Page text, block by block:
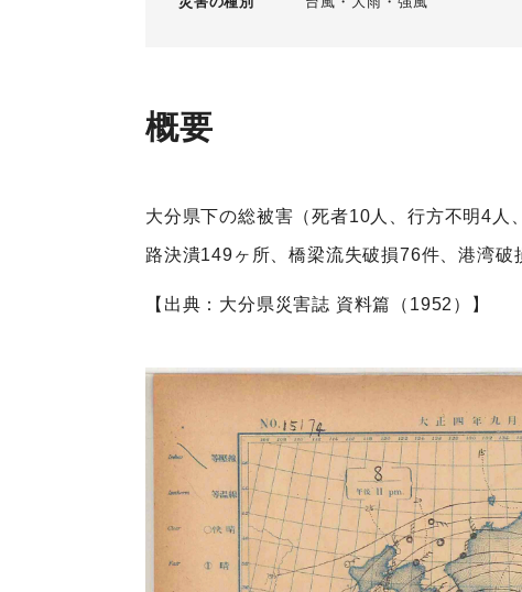
概要
大分県下の総被害（死者10人、行方不明4
路決潰149ヶ所、橋梁流失破損76件、港湾破
【出典：大分県災害誌 資料篇（1952）】